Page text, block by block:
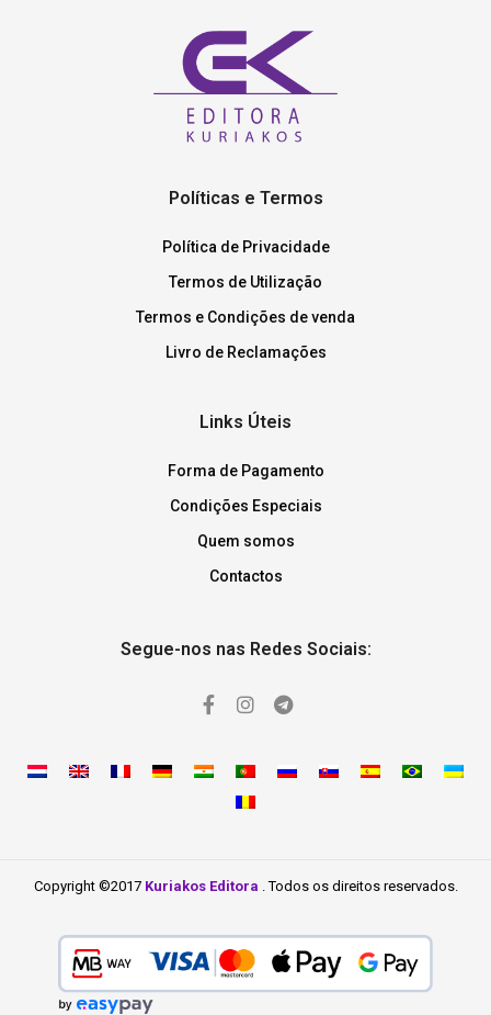
Políticas e Termos
Política de Privacidade
Termos de Utilização
Termos e Condições de venda
Livro de Reclamações
Links Úteis
Forma de Pagamento
Condições Especiais
Quem somos
Contactos
Segue-nos nas Redes Sociais:
Copyright ©2017 Kuriakos Editora . Todos os direitos reservados.